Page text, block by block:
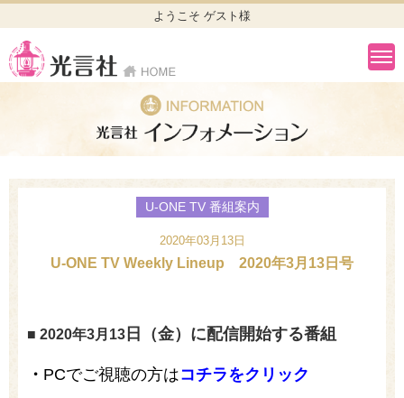
ようこそ ゲスト様
U-ONE TV 番組案内
2020年03月13日
U-ONE TV Weekly Lineup 2020年3月13日号
■ 2020年3月13 日（金）に配信開始する番組
・ PCでご視聴の方はコチラをクリック